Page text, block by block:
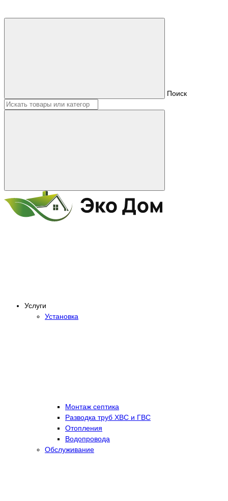
Поиск
Услуги
Установка
Монтаж септика
Разводка труб ХВС и ГВС
Отопления
Водопровода
Обслуживание